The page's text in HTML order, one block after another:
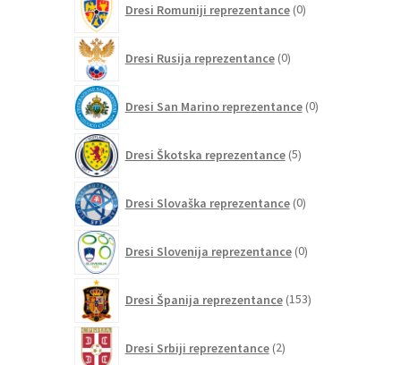
Dresi Romuniji reprezentance 0izdelkov
Dresi Rusija reprezentance 0izdelkov
Dresi San Marino reprezentance 0izdelkov
Dresi Škotska reprezentance 5izdelkov
Dresi Slovaška reprezentance 0izdelkov
Dresi Slovenija reprezentance 0izdelkov
Dresi Španija reprezentance 153izdelkov
Dresi Srbiji reprezentance 2izdelka